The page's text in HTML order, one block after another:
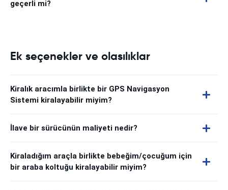
geçerli mi?
Ek seçenekler ve olasılıklar
Kiralık aracımla birlikte bir GPS Navigasyon
Sistemi kiralayabilir miyim?
İlave bir sürücünün maliyeti nedir?
Kiraladığım araçla birlikte bebeğim/çocuğum için
bir araba koltuğu kiralayabilir miyim?